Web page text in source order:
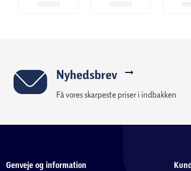
Nyhedsbrev
Få vores skarpeste priser i indbakken
Genveje og information